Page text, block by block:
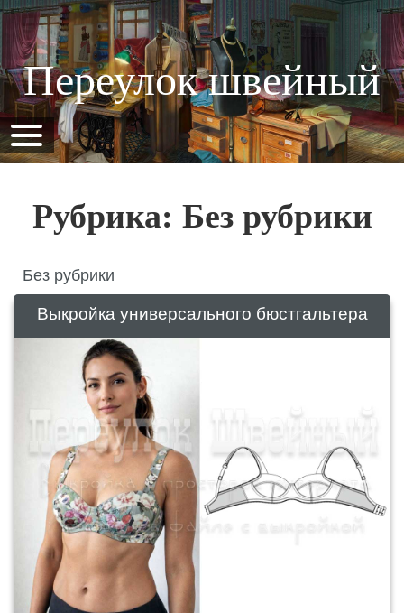
Переулок швейный
Рубрика: Без рубрики
Без рубрики
Выкройка универсального бюстгальтера